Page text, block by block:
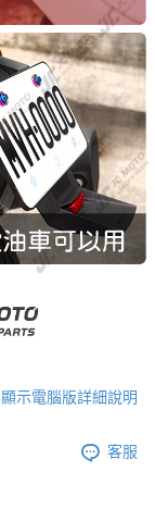
顯示電腦版詳細說明
客服